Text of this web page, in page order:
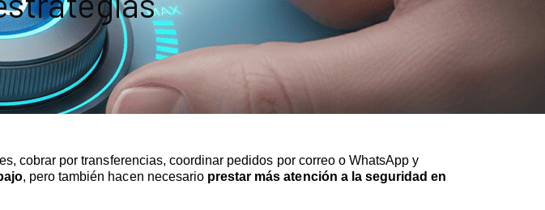
cobrar por transferencias, coordinar pedidos por correo o WhatsApp y
, pero también hacen necesario prestar más atención a la seguridad en